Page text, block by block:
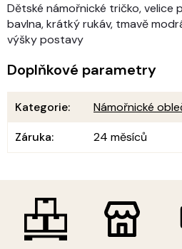
Dětské námořnické tričko, velice
bavlna, krátký rukáv, tmavě
výšky postavy
Doplňkové parametry
Kategorie: Námořnické
Záruka: 24 měsíců